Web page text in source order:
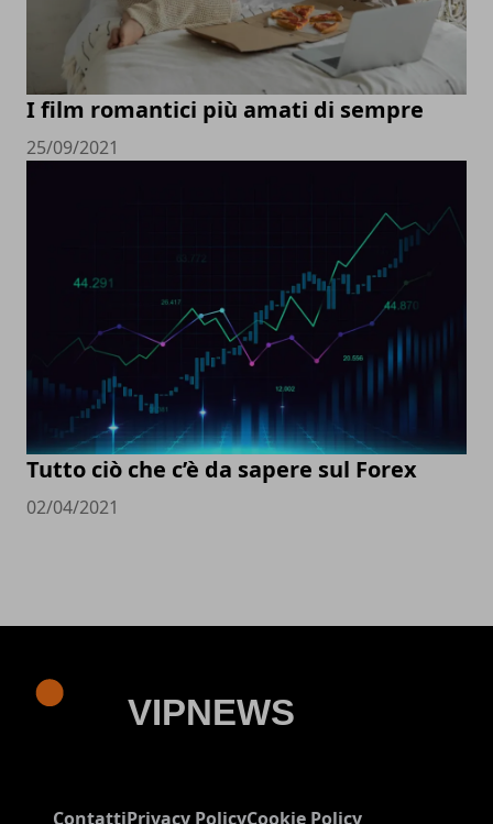
I film romantici più amati di sempre
25/09/2021
Tutto ciò che c’è da sapere sul Forex
02/04/2021
ContattiPrivacy PolicyCookie Policy